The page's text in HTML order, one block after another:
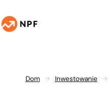
Dom Inwestowanie